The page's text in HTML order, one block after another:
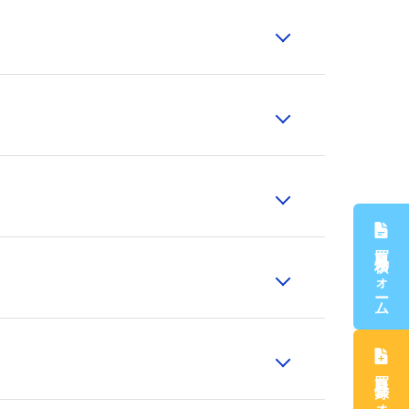
買取見積フォーム